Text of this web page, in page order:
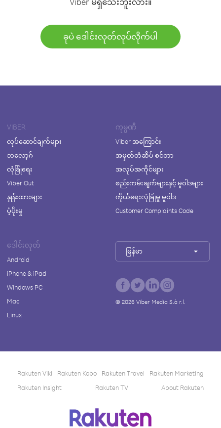
ခုပဲ ဒေါင်းလုတ်လုပ်လိုက်ပါ
VIBER
လုပ်ဆောင်ချက်များ
ဘလော့ဂ်
လုံခြုံရေး
Viber Out
နှုန်းထားများ
ပံ့ပိုးမှု
ကုမ္ပဏီ
Viber အကြောင်း
အမှတ်တံဆိပ် စင်တာ
အလုပ်အကိုင်များ
စည်းကမ်းချက်များနှင့် မူဝါဒများ
ကိုယ်ရေးလုံခြုံမှု မူဝါဒ
Customer Complaints Code
ဒေါင်းလုတ်
Android
iPhone & iPad
Windows PC
Mac
Linux
မြန်မာ
© 2026Viber Media S.à r.l.
Rakuten Viki Rakuten Kobo Rakuten Travel
Rakuten Marketing
Rakuten Insight
Rakuten TV About Rakuten